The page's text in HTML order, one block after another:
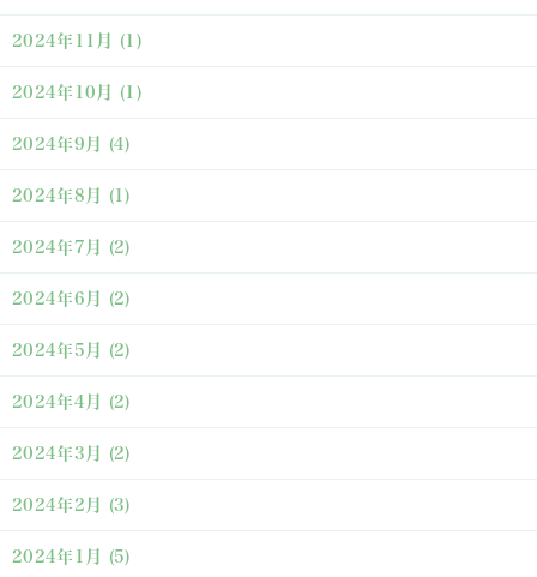
2024年11月 (1)
2024年10月 (1)
2024年9月 (4)
2024年8月 (1)
2024年7月 (2)
2024年6月 (2)
2024年5月 (2)
2024年4月 (2)
2024年3月 (2)
2024年2月 (3)
2024年1月 (5)